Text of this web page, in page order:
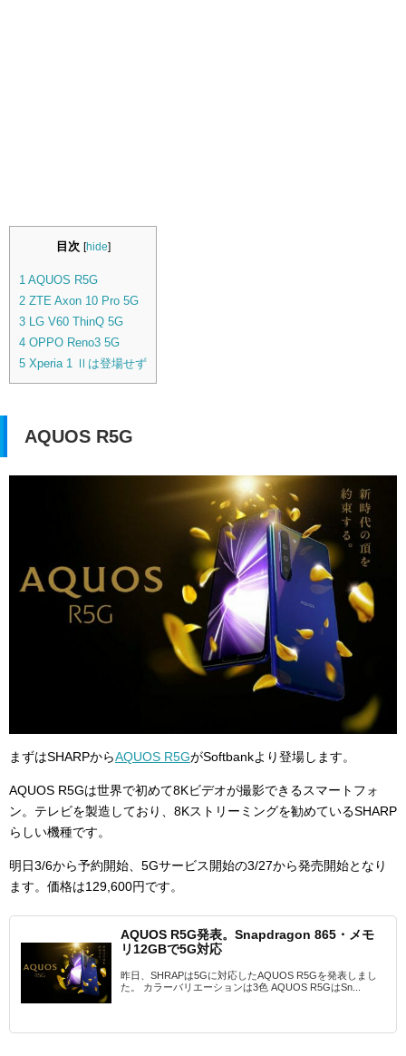
目次 [hide]
1 AQUOS R5G
2 ZTE Axon 10 Pro 5G
3 LG V60 ThinQ 5G
4 OPPO Reno3 5G
5 Xperia 1 Ⅱは登場せず
AQUOS R5G
まずはSHARPからAQUOS R5GがSoftbankより登場します。
AQUOS R5Gは世界で初めて8Kビデオが撮影できるスマートフォ
ン。テレビを製造しており、8Kストリーミングを勧めているSHARP
らしい機種です。
明日3/6から予約開始、5Gサービス開始の3/27から発売開始となり
ます。価格は129,600円です。
AQUOS R5G発表。Snapdragon 865・メモ
リ12GBで5G対応
昨日、SHRAPは5Gに対応したAQUOS R5Gを発表しまし
た。 カラーバリエーションは3色 AQUOS R5GはSn...